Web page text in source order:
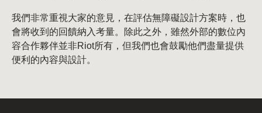
我們非常重視大家的意見，在評估無障礙設計方案時，也
會將收到的回饋納入考量。除此之外，雖然外部的數位內
容合作夥伴並非Riot所有，但我們也會鼓勵他們盡量提供
便利的內容與設計。